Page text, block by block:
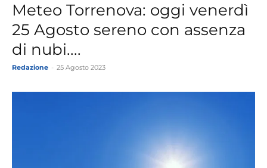
Meteo Torrenova: oggi venerdì
25 Agosto sereno con assenza
di nubi....
Redazione 25 Agosto 2023